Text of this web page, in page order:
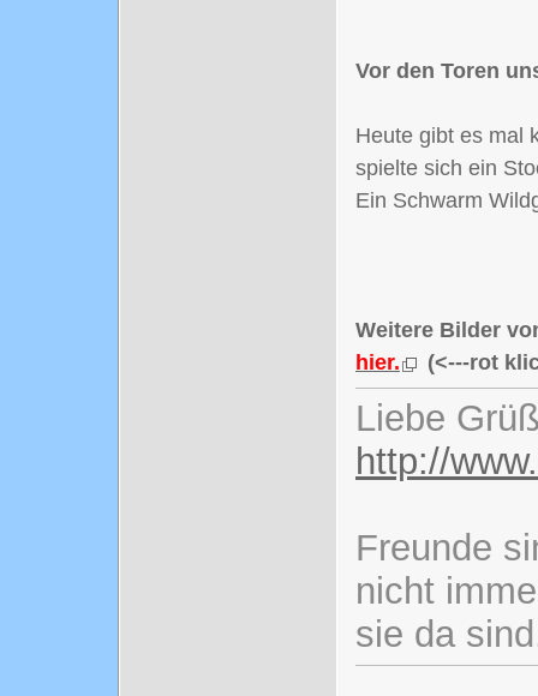
Vor den Toren
Heute gibt es mal
spielte sich ein
Ein Schwarm
Weitere Bilder
hier.
(<---rot
Liebe
http://
Freunde
nicht
sie da